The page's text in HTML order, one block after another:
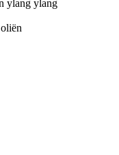
ylang ylang